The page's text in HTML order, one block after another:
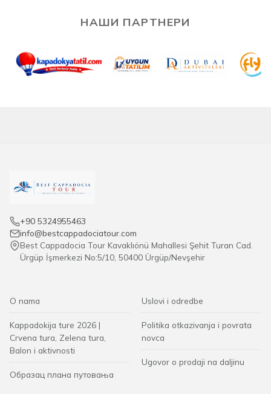
НАШИ ПАРТНЕРИ
+90 5324955463
info@bestcappadociatour.com
Best Cappadocia Tour Kavaklıönü Mahallesi Şehit Turan Cad.
Ürgüp İşmerkezi No:5/10, 50400 Ürgüp/Nevşehir
O nama
Kappadokija ture 2026 |
Crvena tura, Zelena tura,
Balon i aktivnosti
Образац плана путовања
Uslovi i odredbe
Politika otkazivanja i povrata
novca
Ugovor o prodaji na daljinu